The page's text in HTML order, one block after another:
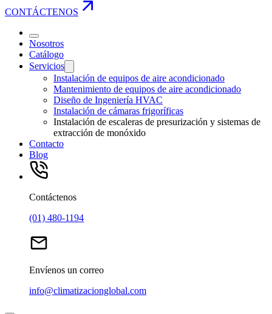
CONTÁCTENOS
Nosotros
Catálogo
Servicios
Instalación de equipos de aire acondicionado
Mantenimiento de equipos de aire acondicionado
Diseño de Ingeniería HVAC
Instalación de cámaras frigoríficas
Instalación de escaleras de presurización y sistemas de
extracción de monóxido
Contacto
Blog
Contáctenos
(01) 480-1194
Envíenos un correo
info@climatizacionglobal.com